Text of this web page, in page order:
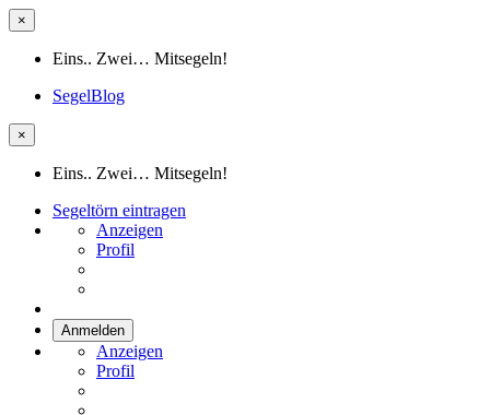
×
Eins.. Zwei… Mitsegeln!
SegelBlog
×
Eins.. Zwei… Mitsegeln!
Segeltörn eintragen
Anzeigen
Profil
Anmelden
Anzeigen
Profil